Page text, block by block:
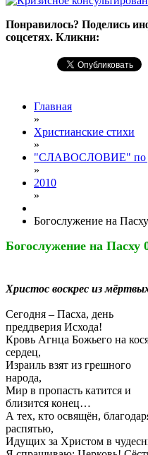
Понравилось? Поделись
соцсетях. Кликни:
Главная
»
Христианские стихи
»
"СЛАВОСЛОВИЕ" по
»
2010
»
Богослужение на
Богослужение на Пасху
Христос воскрес из
Сегодня – Пасха, день
преддверия Исхода!
Кровь Агнца Божьего на
сердец,
Израиль взят из грешного
народа,
Мир в пропасть катится и
близится конец…
А тех, кто освящён,
распятью,
Идущих за Христом в